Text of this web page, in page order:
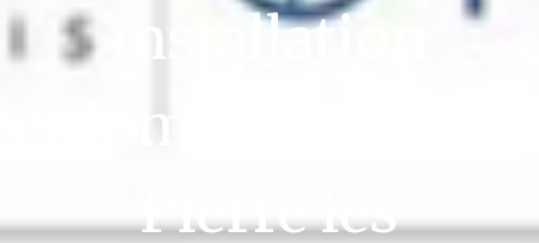
installation
plomberie Saint
Pierre lès